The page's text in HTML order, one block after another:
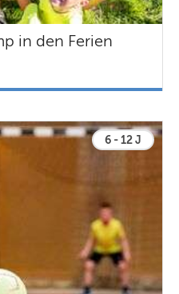
in den Ferien
6 - 12 J